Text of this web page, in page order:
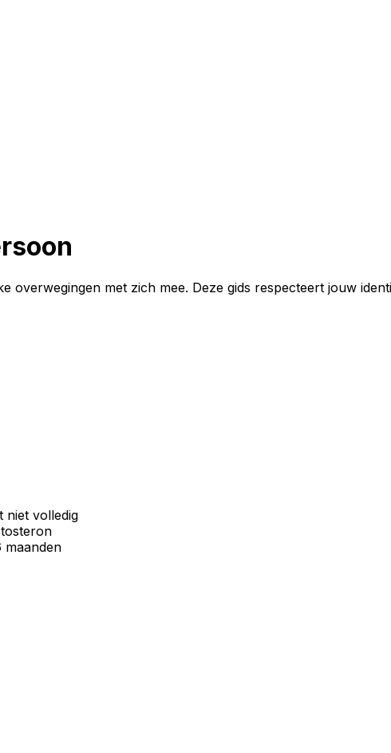
met zich mee. Deze gids respecteert jouw
niet volledig
maanden